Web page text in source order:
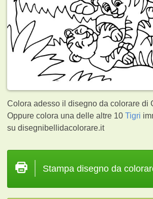
Colora adesso il disegno da colorare di
Oppure colora una delle altre 10Tigri
su disegnibellidacolorare.it
Stampa disegno da